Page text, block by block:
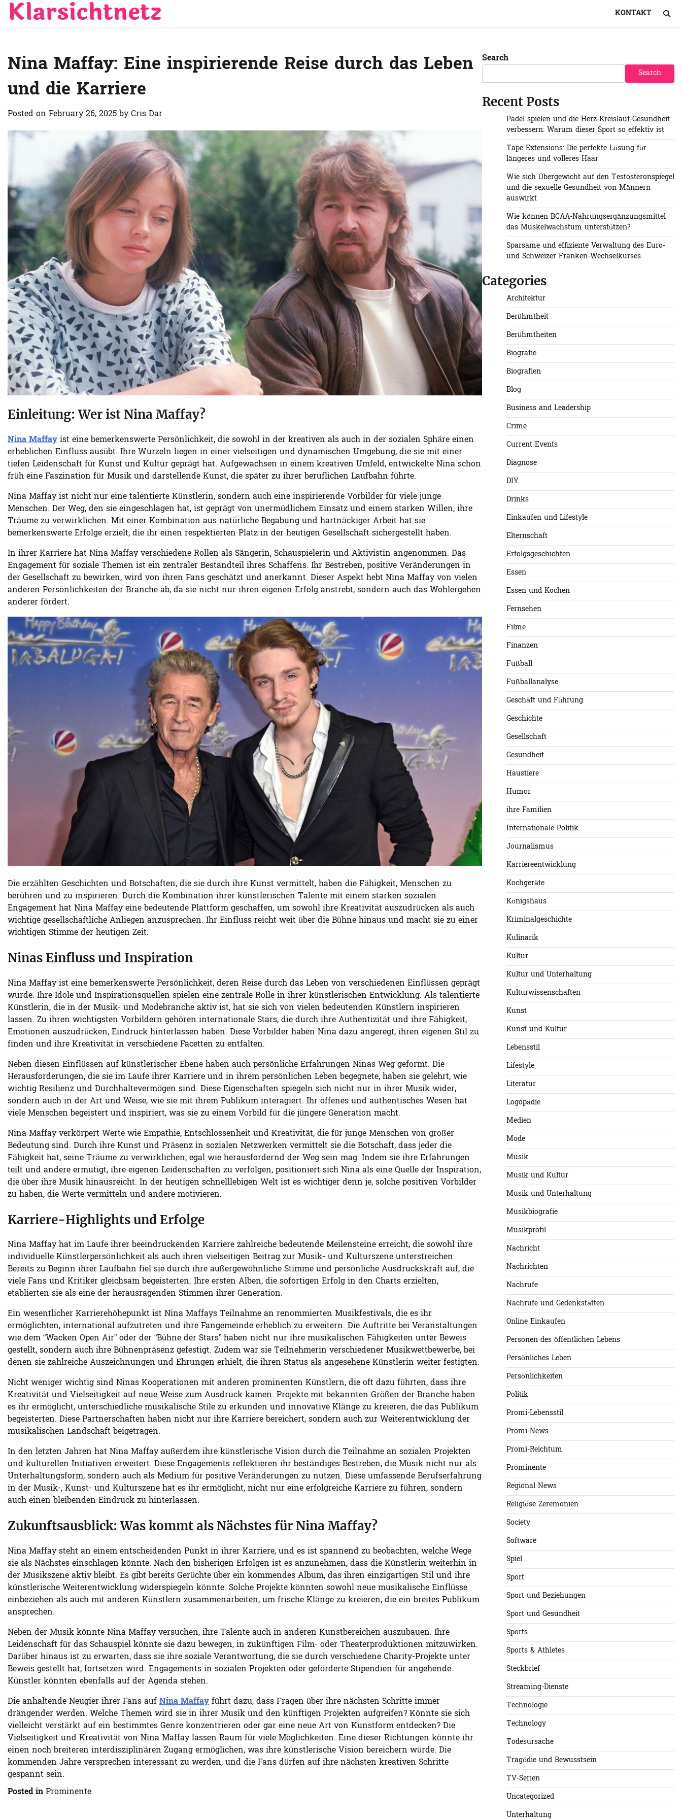
SkipKlarsichtnetz KONTAKT
Nina Maffay: Eine inspirierende Reise durch das Leben
und die Karriere
Posted on February 26, 2025byCris Dar
Einleitung: Wer ist Nina Maffay?
Nina Maffay ist eine bemerkenswerte Persönlichkeit, die sowohl in der kreativen als auch in der sozialen Sphäre einen
erheblichen Einfluss ausübt. Ihre Wurzeln liegen in einer vielseitigen und dynamischen Umgebung, die sie mit einer
tiefen Leidenschaft für Kunst und Kultur geprägt hat. Aufgewachsen in einem kreativen Umfeld, entwickelte Nina schon
früh eine Faszination für Musik und darstellende Kunst, die später zu ihrer beruflichen Laufbahn führte.
Nina Maffay ist nicht nur eine talentierte Künstlerin, sondern auch eine inspirierende Vorbilder für viele junge
Menschen. Der Weg, den sie eingeschlagen hat, ist geprägt von unermüdlichem Einsatz und einem starken Willen, ihre
Träume zu verwirklichen. Mit einer Kombination aus natürliche Begabung und hartnäckiger Arbeit hat sie
bemerkenswerte Erfolge erzielt, die ihr einen respektierten Platz in der heutigen Gesellschaft sichergestellt haben.
In ihrer Karriere hat Nina Maffay verschiedene Rollen als Sängerin, Schauspielerin und Aktivistin angenommen. Das
Engagement für soziale Themen ist ein zentraler Bestandteil ihres Schaffens. Ihr Bestreben, positive Veränderungen in
der Gesellschaft zu bewirken, wird von ihren Fans geschätzt und anerkannt. Dieser Aspekt hebt Nina Maffay von vielen
anderen Persönlichkeiten der Branche ab, da sie nicht nur ihren eigenen Erfolg anstrebt, sondern auch das Wohlergehen
anderer fördert.
Die erzählten Geschichten und Botschaften, die sie durch ihre Kunst vermittelt, haben die Fähigkeit, Menschen zu
berühren und zu inspirieren. Durch die Kombination ihrer künstlerischen Talente mit einem starken sozialen
Engagement hat Nina Maffay eine bedeutende Plattform geschaffen, um sowohl ihre Kreativität auszudrücken als auch
wichtige gesellschaftliche Anliegen anzusprechen. Ihr Einfluss reicht weit über die Bühne hinaus und macht sie zu einer
wichtigen Stimme der heutigen Zeit.
Ninas Einfluss und Inspiration
Nina Maffay ist eine bemerkenswerte Persönlichkeit, deren Reise durch das Leben von verschiedenen Einflüssen geprägt
wurde. Ihre Idole und Inspirationsquellen spielen eine zentrale Rolle in ihrer künstlerischen Entwicklung. Als talentierte
Künstlerin, die in der Musik- und Modebranche aktiv ist, hat sie sich von vielen bedeutenden Künstlern inspirieren
lassen. Zu ihren wichtigsten Vorbildern gehören internationale Stars, die durch ihre Authentizität und ihre Fähigkeit,
Emotionen auszudrücken, Eindruck hinterlassen haben. Diese Vorbilder haben Nina dazu angeregt, ihren eigenen Stil zu
finden und ihre Kreativität in verschiedene Facetten zu entfalten.
Neben diesen Einflüssen auf künstlerischer Ebene haben auch persönliche Erfahrungen Ninas Weg geformt. Die
Herausforderungen, die sie im Laufe ihrer Karriere und in ihrem persönlichen Leben begegnete, haben sie gelehrt, wie
wichtig Resilienz und Durchhaltevermögen sind. Diese Eigenschaften spiegeln sich nicht nur in ihrer Musik wider,
sondern auch in der Art und Weise, wie sie mit ihrem Publikum interagiert. Ihr offenes und authentisches Wesen hat
viele Menschen begeistert und inspiriert, was sie zu einem Vorbild für die jüngere Generation macht.
Nina Maffay verkörpert Werte wie Empathie, Entschlossenheit und Kreativität, die für junge Menschen von großer
Bedeutung sind. Durch ihre Kunst und Präsenz in sozialen Netzwerken vermittelt sie die Botschaft, dass jeder die
Fähigkeit hat, seine Träume zu verwirklichen, egal wie herausfordernd der Weg sein mag. Indem sie ihre Erfahrungen
teilt und andere ermutigt, ihre eigenen Leidenschaften zu verfolgen, positioniert sich Nina als eine Quelle der Inspiration,
die über ihre Musik hinausreicht. In der heutigen schnelllebigen Welt ist es wichtiger denn je, solche positiven Vorbilder
zu haben, die Werte vermitteln und andere motivieren.
Karriere-Highlights und Erfolge
Nina Maffay hat im Laufe ihrer beeindruckenden Karriere zahlreiche bedeutende Meilensteine erreicht, die sowohl ihre
individuelle Künstlerpersönlichkeit als auch ihren vielseitigen Beitrag zur Musik- und Kulturszene unterstreichen.
Bereits zu Beginn ihrer Laufbahn fiel sie durch ihre außergewöhnliche Stimme und persönliche Ausdruckskraft auf, die
viele Fans und Kritiker gleichsam begeisterten. Ihre ersten Alben, die sofortigen Erfolg in den Charts erzielten,
etablierten sie als eine der herausragenden Stimmen ihrer Generation.
Ein wesentlicher Karrierehöhepunkt ist Nina Maffays Teilnahme an renommierten Musikfestivals, die es ihr
ermöglichten, international aufzutreten und ihre Fangemeinde erheblich zu erweitern. Die Auftritte bei Veranstaltungen
wie dem “Wacken Open Air” oder der “Bühne der Stars” haben nicht nur ihre musikalischen Fähigkeiten unter Beweis
gestellt, sondern auch ihre Bühnenpräsenz gefestigt. Zudem war sie Teilnehmerin verschiedener Musikwettbewerbe, bei
denen sie zahlreiche Auszeichnungen und Ehrungen erhielt, die ihren Status als angesehene Künstlerin weiter festigten.
Nicht weniger wichtig sind Ninas Kooperationen mit anderen prominenten Künstlern, die oft dazu führten, dass ihre
Kreativität und Vielseitigkeit auf neue Weise zum Ausdruck kamen. Projekte mit bekannten Größen der Branche haben
es ihr ermöglicht, unterschiedliche musikalische Stile zu erkunden und innovative Klänge zu kreieren, die das Publikum
begeisterten. Diese Partnerschaften haben nicht nur ihre Karriere bereichert, sondern auch zur Weiterentwicklung der
musikalischen Landschaft beigetragen.
In den letzten Jahren hat Nina Maffay außerdem ihre künstlerische Vision durch die Teilnahme an sozialen Projekten
und kulturellen Initiativen erweitert. Diese Engagements reflektieren ihr beständiges Bestreben, die Musik nicht nur als
Unterhaltungsform, sondern auch als Medium für positive Veränderungen zu nutzen. Diese umfassende Berufserfahrung
in der Musik-, Kunst- und Kulturszene hat es ihr ermöglicht, nicht nur eine erfolgreiche Karriere zu führen, sondern
auch einen bleibenden Eindruck zu hinterlassen.
Zukunftsausblick: Was kommt als Nächstes für Nina Maffay?
Nina Maffay steht an einem entscheidenden Punkt in ihrer Karriere, und es ist spannend zu beobachten, welche Wege
sie als Nächstes einschlagen könnte. Nach den bisherigen Erfolgen ist es anzunehmen, dass die Künstlerin weiterhin in
der Musikszene aktiv bleibt. Es gibt bereits Gerüchte über ein kommendes Album, das ihren einzigartigen Stil und ihre
künstlerische Weiterentwicklung widerspiegeln könnte. Solche Projekte könnten sowohl neue musikalische Einflüsse
einbeziehen als auch mit anderen Künstlern zusammenarbeiten, um frische Klänge zu kreieren, die ein breites Publikum
ansprechen.
Neben der Musik könnte Nina Maffay versuchen, ihre Talente auch in anderen Kunstbereichen auszubauen. Ihre
Leidenschaft für das Schauspiel könnte sie dazu bewegen, in zukünftigen Film- oder Theaterproduktionen mitzuwirken.
Darüber hinaus ist zu erwarten, dass sie ihre soziale Verantwortung, die sie durch verschiedene Charity-Projekte unter
Beweis gestellt hat, fortsetzen wird. Engagements in sozialen Projekten oder geförderte Stipendien für angehende
Künstler könnten ebenfalls auf der Agenda stehen.
Die anhaltende Neugier ihrer Fans auf Nina Maffay führt dazu, dass Fragen über ihre nächsten Schritte immer
drängender werden. Welche Themen wird sie in ihrer Musik und den künftigen Projekten aufgreifen? Könnte sie sich
vielleicht verstärkt auf ein bestimmtes Genre konzentrieren oder gar eine neue Art von Kunstform entdecken? Die
Vielseitigkeit und Kreativität von Nina Maffay lassen Raum für viele Möglichkeiten. Eine dieser Richtungen könnte ihr
einen noch breiteren interdisziplinären Zugang ermöglichen, was ihre künstlerische Vision bereichern würde. Die
kommenden Jahre versprechen interessant zu werden, und die Fans dürfen auf ihre nächsten kreativen Schritte
gespannt sein.
Posted in Prominente
Search
Search
Recent Posts
Padel spielen und die Herz-Kreislauf-Gesundheit
verbessern: Warum dieser Sport so effektiv ist
Tape Extensions: Die perfekte Lösung für
längeres und volleres Haar
Wie sich Übergewicht auf den Testosteronspiegel
und die sexuelle Gesundheit von Männern
auswirkt
Wie können BCAA-Nahrungsergänzungsmittel
das Muskelwachstum unterstützen?
Sparsame und effiziente Verwaltung des Euro-
und Schweizer Franken-Wechselkurses
Categories
Architektur
Berühmtheit
Berühmtheiten
Biografie
Biografien
Blog
Business and Leadership
Crime
Current Events
Diagnose
DIY
Drinks
Einkaufen und Lifestyle
Elternschaft
Erfolgsgeschichten
Essen
Essen und Kochen
Fernsehen
Filme
Finanzen
Fußball
Fußballanalyse
Geschäft und Führung
Geschichte
Gesellschaft
Gesundheit
Haustiere
Humor
ihre Familien
Internationale Politik
Journalismus
Karriereentwicklung
Kochgeräte
Königshaus
Kriminalgeschichte
Kulinarik
Kultur
Kultur und Unterhaltung
Kulturwissenschaften
Kunst
Kunst und Kultur
Lebensstil
Lifestyle
Literatur
Logopädie
Medien
Mode
Musik
Musik und Kultur
Musik und Unterhaltung
Musikbiografie
Musikprofil
Nachricht
Nachrichten
Nachrufe
Nachrufe und Gedenkstätten
Online Einkaufen
Personen des öffentlichen Lebens
Persönliches Leben
Persönlichkeiten
Politik
Promi-Lebensstil
Promi-News
Promi-Reichtum
Prominente
Regional News
Religiöse Zeremonien
Society
Software
Spiel
Sport
Sport und Beziehungen
Sport und Gesundheit
Sports
Sports & Athletes
Steckbrief
Streaming-Dienste
Technologie
Technology
Todesursache
Tragödie und Bewusstsein
TV-Serien
Uncategorized
Unterhaltung